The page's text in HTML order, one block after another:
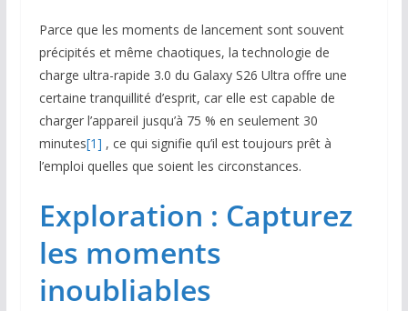
Parce que les moments de lancement sont souvent
précipités et même chaotiques, la technologie de
charge ultra-rapide 3.0 du Galaxy S26 Ultra offre une
certaine tranquillité d’esprit, car elle est capable de
charger l’appareil jusqu’à 75 % en seulement 30
minutes[1] , ce qui signifie qu’il est toujours prêt à
l’emploi quelles que soient les circonstances.
Exploration : Capturez
les moments
inoubliables